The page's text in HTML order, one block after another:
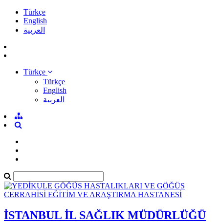
Türkçe
English
العربية
Türkçe
Türkçe
English
العربية
İSTANBUL İL SAĞLIK MÜDÜRLÜĞÜ